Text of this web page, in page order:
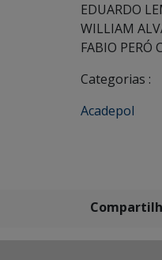
EDUARDO
WILLIAM
FABIO PERÓ
Categorias :
Acadepol